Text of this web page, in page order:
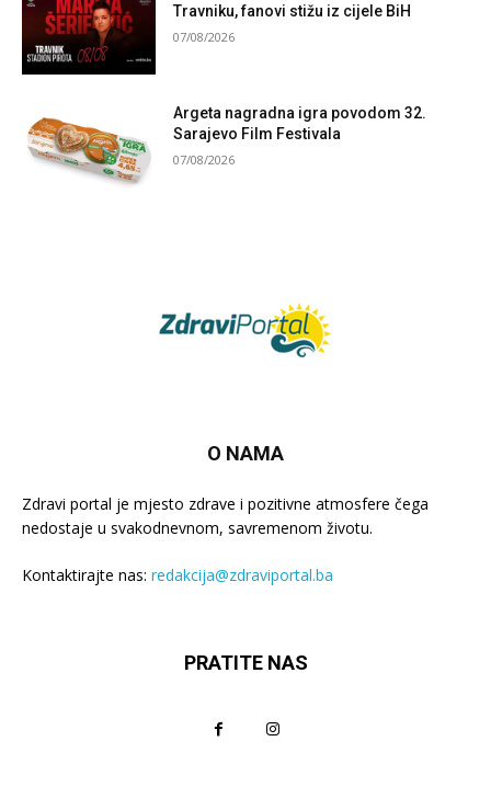
Travniku, fanovi stižu iz cijele BiH
07/08/2026
Argeta nagradna igra povodom 32.
Sarajevo Film Festivala
07/08/2026
O NAMA
Zdravi portal je mjesto zdrave i pozitivne atmosfere čega
nedostaje u svakodnevnom, savremenom životu.
Kontaktirajte nas: redakcija@zdraviportal.ba
PRATITE NAS